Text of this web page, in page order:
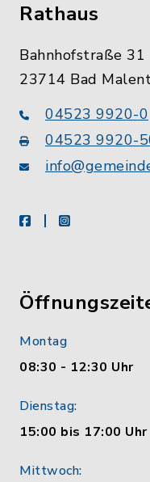
Rathaus
Bahnhofstraße 31
23714 Bad
04523 9920-0
04523 9920-
facebookinstagram
Montag
08:30 - 12:30 Uhr
Dienstag:
15:00 bis 17:00 Uhr
Mittwoch: